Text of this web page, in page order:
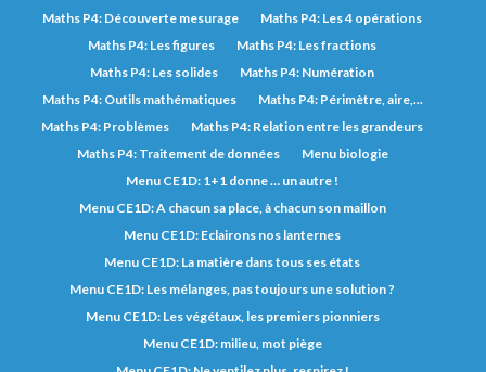
Maths P4: Découverte mesurage
Maths P4: Les 4 opérations
Maths P4: Les figures
Maths P4: Les fractions
Maths P4: Les solides
Maths P4: Numération
Maths P4: Outils mathématiques
Maths P4: Périmètre, aire,...
Maths P4: Problèmes
Maths P4: Relation entre les grandeurs
Maths P4: Traitement de données
Menu biologie
Menu CE1D: 1+1 donne … un autre !
Menu CE1D: A chacun sa place, à chacun son maillon
Menu CE1D: Eclairons nos lanternes
Menu CE1D: La matière dans tous ses états
Menu CE1D: Les mélanges, pas toujours une solution ?
Menu CE1D: Les végétaux, les premiers pionniers
Menu CE1D: milieu, mot piège